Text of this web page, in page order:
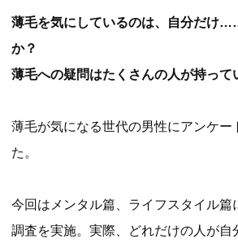
薄毛を気にしているのは、自分だけ
か？
薄毛への疑問はたくさんの人が持って
薄毛が気になる世代の男性にアンケー
た。
今回はメンタル篇、ライフスタイル篇
調査を実施。実際、どれだけの人が自